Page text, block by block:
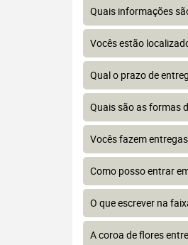
Quais informações
Vocês estão
Qual o prazo de
Quais são as formas
Vocês fazem
Como posso entrar
O que escrever na
A coroa de flores